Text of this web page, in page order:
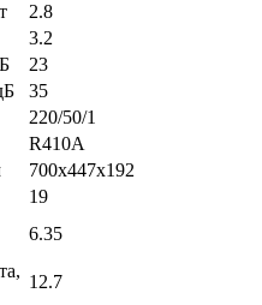
2.8
3.2
23
35
220/50/1
R410A
700x447x192
19
6.35
12.7